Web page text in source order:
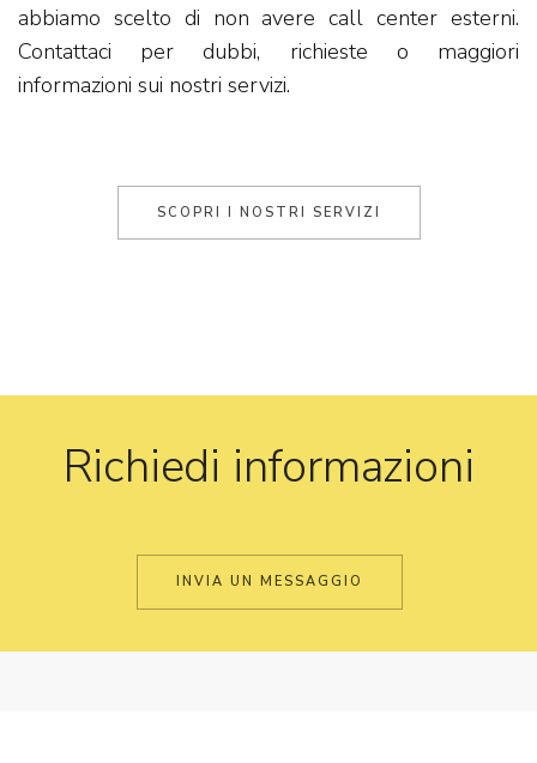
abbiamo scelto di non avere call center esterni.
Contattaci per dubbi, richieste o maggiori
informazioni sui nostri servizi.
SCOPRI I NOSTRI SERVIZI
Richiedi informazioni
INVIA UN MESSAGGIO